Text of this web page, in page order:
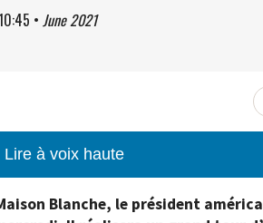
• June 2021
Lire à voix haute
Blanche, le président